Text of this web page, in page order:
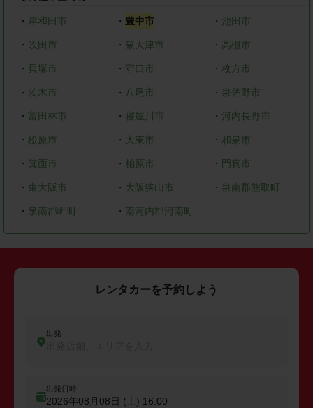
・ 岸和田市 ・ 豊中市 ・ 池田市
・ 吹田市 ・ 泉大津市 ・ 高槻市
・ 貝塚市 ・ 守口市 ・枚方市
・ 茨木市 ・ 八尾市 ・ 泉佐野市
・ 富田林市 ・ 寝屋川市 ・ 河内長野市
・ 松原市 ・ 大東市 ・ 和泉市
・ 箕面市 ・ 柏原市 ・ 門真市
・ 東大阪市 ・ 大阪狭山市 ・ 泉南郡熊取町
・ 泉南郡岬町 ・ 南河内郡河南町
レンタカーを予約しよう
出発
出発日時
2026年08月08日 (土) 16:00